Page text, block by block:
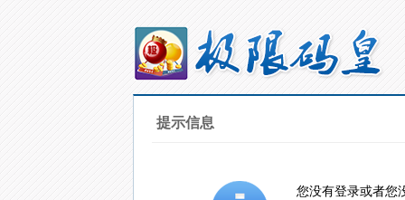
提示信息
您没有登录或者您